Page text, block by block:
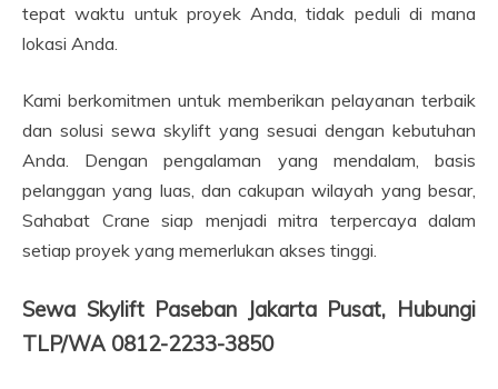
tepat waktu untuk proyek Anda, tidak peduli di mana
lokasi Anda.
Kami berkomitmen untuk memberikan pelayanan terbaik
dan solusi sewa skylift yang sesuai dengan kebutuhan
Anda. Dengan pengalaman yang mendalam, basis
pelanggan yang luas, dan cakupan wilayah yang besar,
Sahabat Crane siap menjadi mitra terpercaya dalam
setiap proyek yang memerlukan akses tinggi.
Sewa Skylift Paseban Jakarta Pusat, Hubungi
TLP/WA 0812-2233-3850